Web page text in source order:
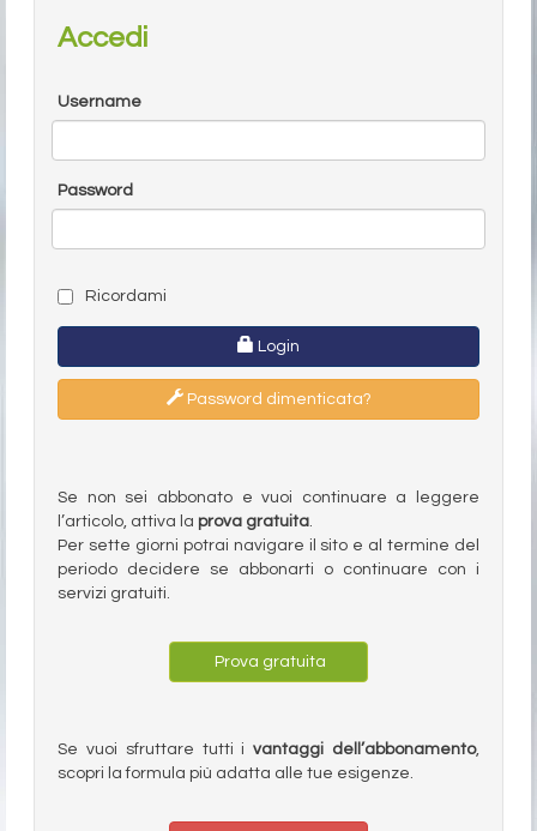
Accedi
Username
Password
Ricordami
Login
Password dimenticata?
Se non sei abbonato e vuoi continuare a leggere
l’articolo, attiva la prova gratuita.
Per sette giorni potrai navigare il sito e al termine del
periodo decidere se abbonarti o continuare con i
servizi gratuiti.
Prova gratuita
Se vuoi sfruttare tutti ivantaggi dell’abbonamento,
scopri la formula più adatta alle tue esigenze.